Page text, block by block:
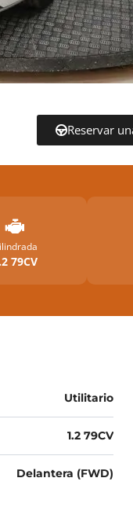
Reservar
79CV
Utilitario
1.2 79CV
Delantera (FWD)